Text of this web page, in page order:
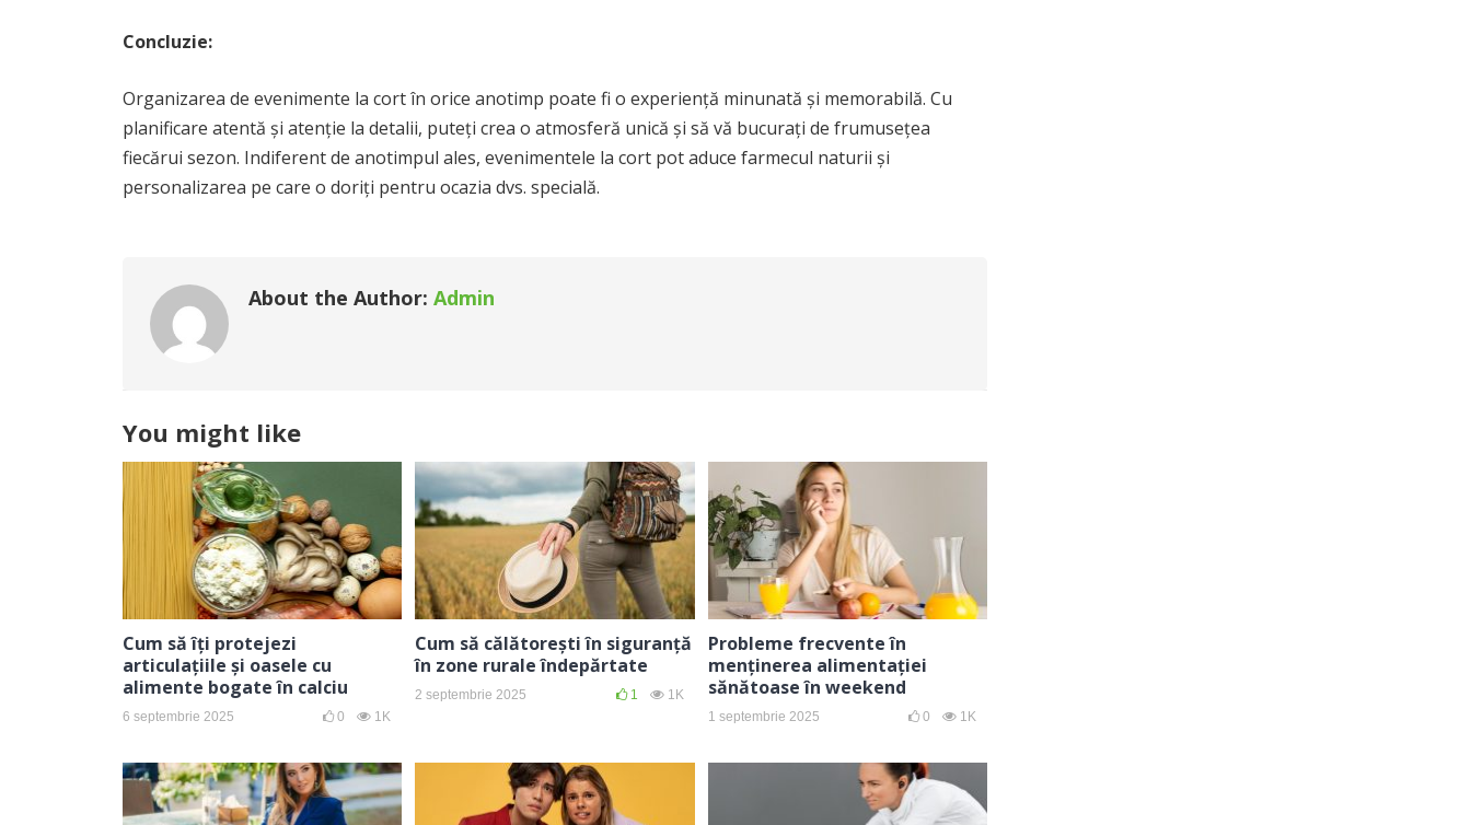
Concluzie:
Organizarea de evenimente la cort în orice anotimp poate fi o experiență minunată și memorabilă. Cu
planificare atentă și atenție la detalii, puteți crea o atmosferă unică și să vă bucurați de frumusețea
fiecărui sezon. Indiferent de anotimpul ales, evenimentele la cort pot aduce farmecul naturii și
personalizarea pe care o doriți pentru ocazia dvs. specială.
About the Author: Admin
You might like
Cum să îți protejezi
articulațiile și oasele cu
alimente bogate în calciu
6 septembrie 2025 0 1K
Cum să călătorești în siguranță
în zone rurale îndepărtate
2 septembrie 2025 1 1K
Probleme frecvente în
menținerea alimentației
sănătoase în weekend
1 septembrie 2025 0 1K